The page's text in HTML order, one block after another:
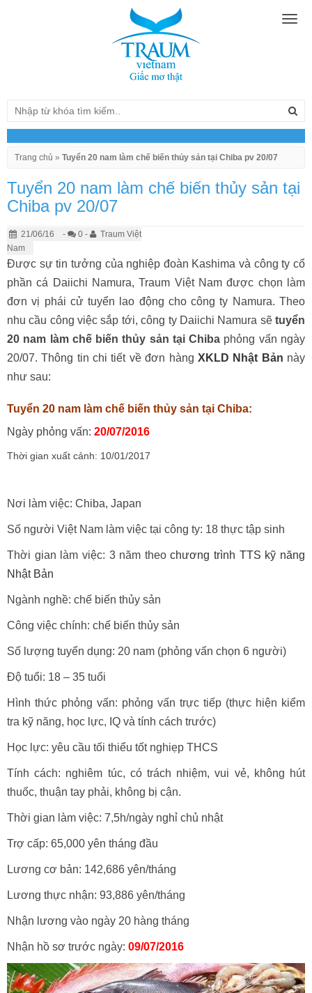
Trang chủ » Tuyển 20 nam làm chế biến thủy sản tại Chiba pv 20/07
Tuyển 20 nam làm chế biến thủy sản tại
Chiba pv 20/07
21/06/16 - 0 -
Traum Việt
Nam
Được sự tin tưởng của nghiệp đoàn Kashima và công ty cổ
phần cá Daiichi Namura, Traum Việt Nam được chọn làm
đơn vị phái cử tuyển lao động cho công ty Namura. Theo
nhu cầu công việc sắp tới, công ty Daiichi Namura sẽ tuyển
20 nam làm chế biến thủy sản tại Chiba phỏng vấn ngày
20/07. Thông tin chi tiết về đơn hàng XKLD Nhật Bản này
như sau:
Tuyển 20 nam làm chế biến thủy sản tại Chiba:
Ngày phỏng vấn: 20/07/2016
Thời gian xuất cảnh: 10/01/2017
Nơi làm việc: Chiba, Japan
Số người Việt Nam làm việc tại công ty: 18 thực tập sinh
Thời gian làm việc: 3 năm theochương trình TTS kỹ năng
Nhật Bản
Ngành nghề: chế biến thủy sản
Công việc chính: chế biến thủy sản
Số lượng tuyển dụng: 20 nam (phỏng vấn chọn 6 người)
Độ tuổi: 18 – 35 tuổi
Hình thức phỏng vấn: phỏng vấn trực tiếp (thực hiện kiểm
tra kỹ năng, học lực, IQ và tính cách trước)
Học lực: yêu cầu tối thiểu tốt nghiẹp THCS
Tính cách: nghiêm túc, có trách nhiệm, vui vẻ, không hút
thuốc, thuận tay phải, không bị cận.
Thời gian làm việc: 7,5h/ngày nghỉ chủ nhật
Trợ cấp: 65,000 yên tháng đầu
Lương cơ bản: 142,686 yên/tháng
Lương thực nhận: 93,886 yên/tháng
Nhận lương vào ngày 20 hàng tháng
Nhận hồ sơ trước ngày: 09/07/2016